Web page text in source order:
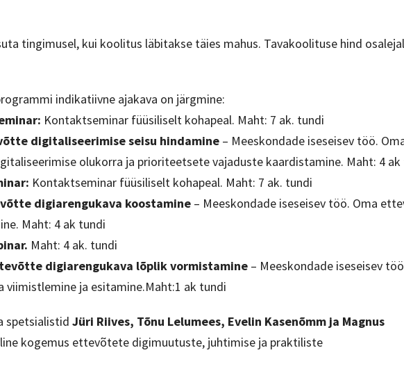
tingimusel, kui koolitus läbitakse täies mahus. Tavakoolituse hind
indikatiivne ajakava on järgmine:
Kontaktseminar füüsiliselt kohapeal. Maht: 7 ak. tundi
digitaliseerimise seisu hindamine – Meeskondade iseseisev töö.
olukorra ja prioriteetsete vajaduste kaardistamine. Maht: 4 ak
Kontaktseminar füüsiliselt kohapeal. Maht: 7 ak. tundi
digiarengukava koostamine – Meeskondade iseseisev töö. Oma
Maht: 4 ak tundi
Maht: 4 ak. tundi
digiarengukava lõplik vormistamine – Meeskondade iseseisev
ja esitamine.Maht:1 ak tundi
spetsialistid Jüri Riives, Tõnu Lelumees, Evelin Kasenõmm ja Magnus
kogemus ettevõtete digimuutuste, juhtimise ja praktiliste